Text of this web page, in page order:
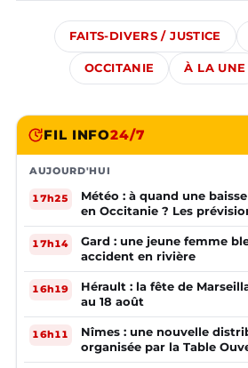
FAITS-DIVERS / JUSTICE
OCCITANIE À LA UNE
FIL INFO24/7
AUJOURD'HUI
17h25
Météo : à quand une
en Occitanie ? Les
17h14
Gard : une jeune femme
accident en rivière
16h19
Hérault : la fête de
au 18 août
16h11
Nîmes : une nouvelle
organisée par la Table